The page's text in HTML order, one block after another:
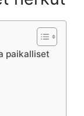
paikalliset